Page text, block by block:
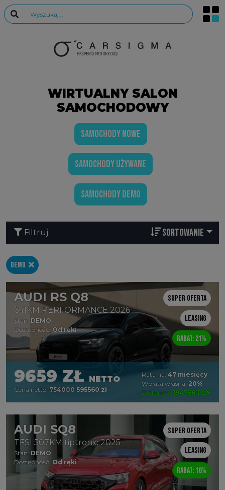
WIRTUALNY SALON
SAMOCHODOWY
SAMOCHODY NOWE
SAMOCHODY UŻYWANE
SAMOCHODY DEMO
Filtruj SORTOWANIE
DEMO
AUDI RS Q8
641KM PERFORMANCE 2026
Stan: DEMO
Dostępność: Od ręki
Super oferta
Leasing
Rabat: 21%
9659 ZŁ NETTO
Cena netto: 754000 595560 zł
Rata na: 47 miesięcy
Wpłata własna: 20%
Zyskujesz: 194758 PLN
AUDI SQ8
TFSI 507KM tiptronic 2025
Stan: DEMO
Dostępność: Od ręki
Super oferta
Leasing
Rabat: 18%